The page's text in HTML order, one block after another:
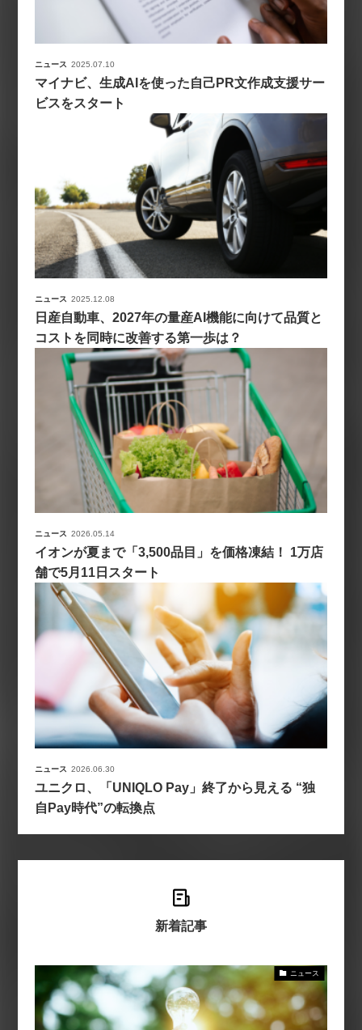
ニュース 2025.07.10
マイナビ、生成AIを使った自己PR文作成支援サー
ビスをスタート
ニュース 2025.12.08
日産自動車、2027年の量産AI機能に向けて品質と
コストを同時に改善する第一歩は？
ニュース 2026.05.14
イオンが夏まで「3,500品目」を価格凍結！ 1万店
舗で5月11日スタート
ニュース 2026.06.30
ユニクロ、「UNIQLO Pay」終了から見える “独
自Pay時代”の転換点
新着記事
ニュース